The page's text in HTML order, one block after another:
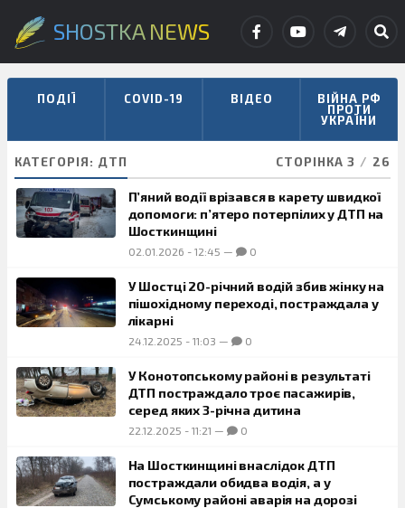
SHOSTKA NEWS
ПОДІЇ COVID-19 ВІДЕО ВІЙНА РФ
ПРОТИ
УКРАЇНИ
КАТЕГОРІЯ: ДТП СТОРІНКА 3 / 26
П’яний водії врізався в карету швидкої
допомоги: п’ятеро потерпілих у ДТП на
Шосткинщині
02.01.2026 - 12:45 — 0
У Шостці 20-річний водій збив жінку на
пішохідному переході, постраждала у
лікарні
24.12.2025 - 11:03 — 0
У Конотопському районі в результаті
ДТП постраждало троє пасажирів,
серед яких 3-річна дитина
22.12.2025 - 11:21 — 0
На Шосткинщині внаслідок ДТП
постраждали обидва водія, а у
Сумському районі аварія на дорозі